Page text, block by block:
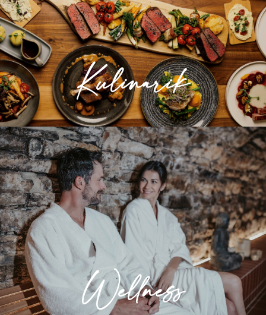
Kulinarik
Hier genießen sie unsere frische, regionale
Küche in behaglicher Atmosphäre.
» Mehr erfahren
Wellness
Wellness
Entspannung für Körper und Seele. Lassen
Sie sich in unserem Wellness- und
Saunabereich verwöhnen.
» Mehr erfahren